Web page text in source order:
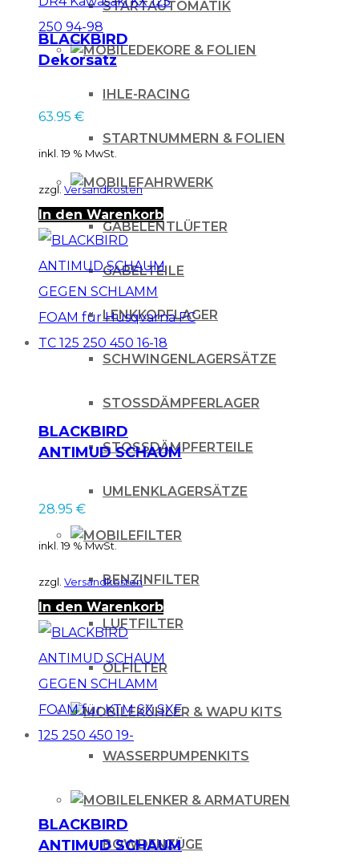
STARTAUTOMATIK
DEKORE & FOLIEN
IHLE-RACING
STARTNUMMERN & FOLIEN
FAHRWERK
GABELENTLÜFTER
GABELTEILE
LENKKOPFLAGER
SCHWINGENLAGERSÄTZE
STOSSDÄMPFERLAGER
STOSSDÄMPFERTEILE
UMLENKLAGERSÄTZE
FILTER
BENZINFILTER
LUFTFILTER
ÖLFILTER
KÜHLER & WAPU KITS
WASSERPUMPENKITS
LENKER & ARMATUREN
BOWDENZÜGE
BLACKBIRD
Dekorsatz
Kawasaki KX 125 250
94-98
63.95 €
inkl. 19 % MwSt.
zzgl. Versandkosten
In den Warenkorb
BLACKBIRD
ANTIMUD SCHAUM
FOAM für
Husqvarna FC TC 125
250 450 16-18
28.95 €
inkl. 19 % MwSt.
zzgl. Versandkosten
In den Warenkorb
BLACKBIRD
ANTIMUD SCHAUM